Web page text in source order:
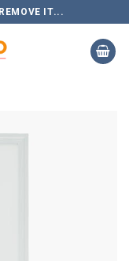
IT...